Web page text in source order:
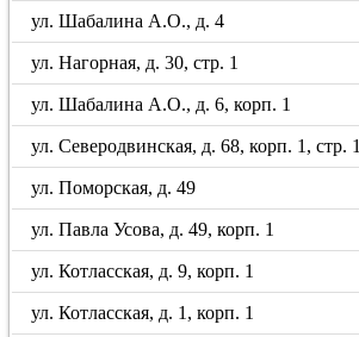
ул. Шабалина А.О., д. 4
ул. Нагорная, д. 30, стр. 1
ул. Шабалина А.О., д. 6, корп. 1
ул. Северодвинская, д. 68, корп. 1, стр. 1
ул. Поморская, д. 49
ул. Павла Усова, д. 49, корп. 1
ул. Котласская, д. 9, корп. 1
ул. Котласская, д. 1, корп. 1